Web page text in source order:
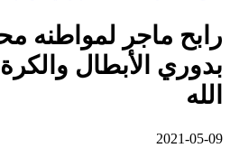
رابح ماجر لمواطنه
بدوري الأبطال
الله
2021-05-09